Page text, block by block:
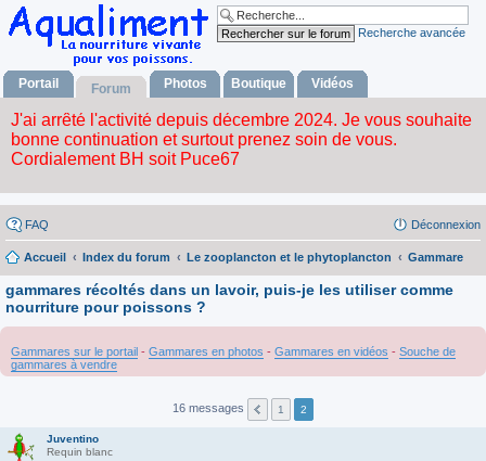
Recherche avancée
Portail Forum Photos Boutique Vidéos
FAQ Déconnexion
Accueil Index du forum Le zooplancton et le phytoplancton Gammare
gammares récoltés dans un lavoir, puis-je les utiliser comme
nourriture pour poissons ?
Gammares sur le portail - Gammares en photos - Gammares en vidéos - Souche de
gammares à vendre
16 messages 1 2
Juventino
Requin blanc